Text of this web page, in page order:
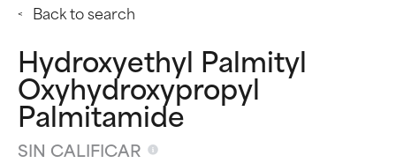
Back to search
Hydroxyethyl Palmityl
Oxyhydroxypropyl
Palmitamide
SIN CALIFICAR